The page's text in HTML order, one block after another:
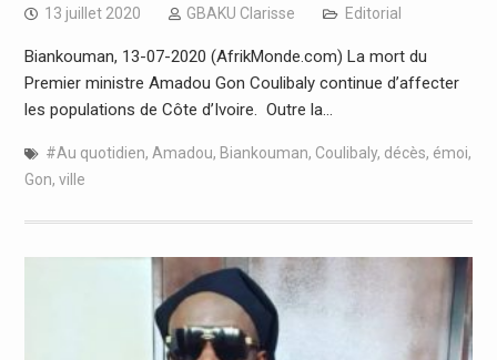
13 juillet 2020 GBAKU Clarisse Editorial
Biankouman, 13-07-2020 (AfrikMonde.com) La mort du
Premier ministre Amadou Gon Coulibaly continue d’affecter
les populations de Côte d’Ivoire. Outre la…
#Au quotidien, Amadou, Biankouman, Coulibaly, décès, émoi,
Gon, ville